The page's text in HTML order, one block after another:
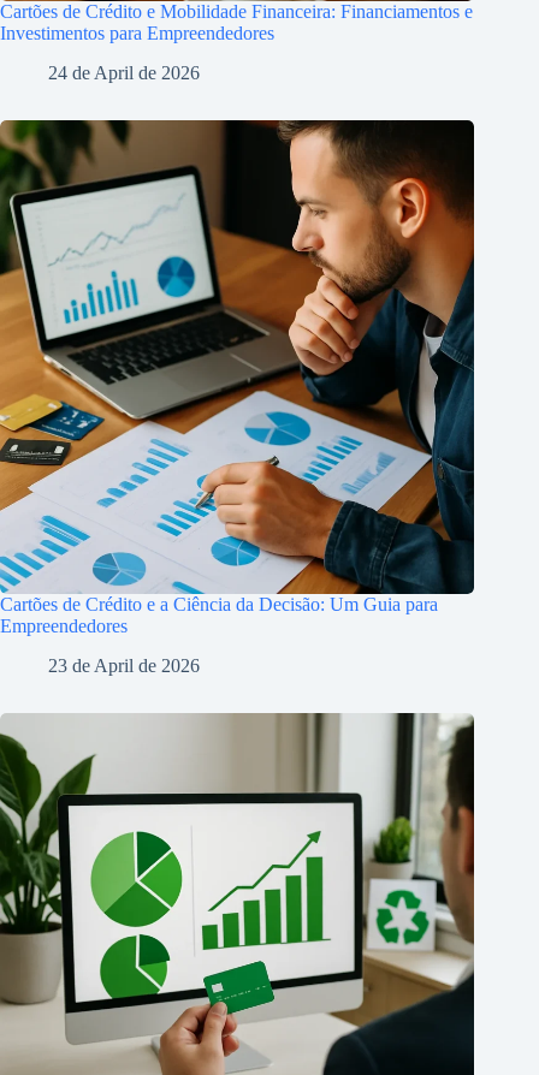
Cartões de Crédito e Mobilidade Financeira: Financiamentos e
Investimentos para Empreendedores
24 de April de 2026
Cartões de Crédito e a Ciência da Decisão: Um Guia para
Empreendedores
23 de April de 2026